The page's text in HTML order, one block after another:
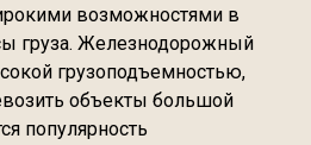
возможностями в
груза. Железнодорожный
грузоподъемностью,
объекты большой
популярность